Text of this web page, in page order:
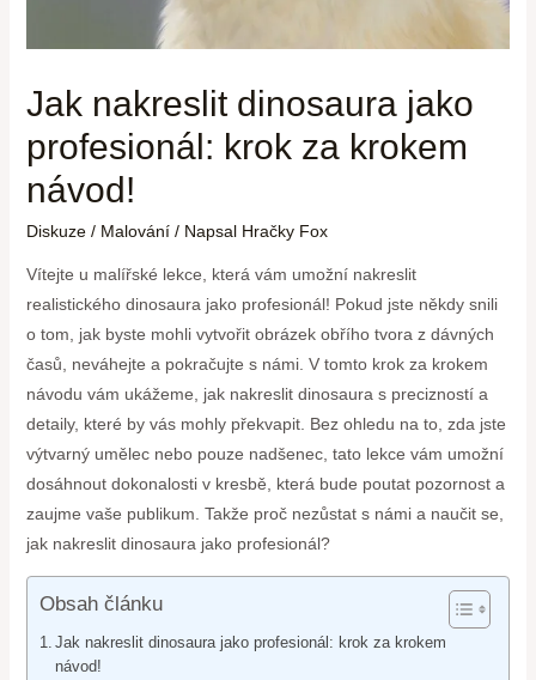
Jak nakreslit dinosaura jako
profesionál: krok za krokem
návod!
Diskuze / Malování/ Napsal Hračky Fox
Vítejte u malířské lekce, která vám umožní nakreslit
realistického dinosaura jako profesionál! Pokud jste někdy snili
o tom, jak byste mohli vytvořit obrázek obřího tvora z dávných
časů, neváhejte a pokračujte s námi. V tomto krok za krokem
návodu vám ukážeme, jak nakreslit dinosaura s precizností a
detaily, které by vás mohly překvapit. Bez ohledu na to, zda jste
výtvarný umělec nebo pouze nadšenec, tato lekce vám umožní
dosáhnout dokonalosti v kresbě, která bude poutat pozornost a
zaujme vaše publikum. Takže proč nezůstat s námi a naučit se,
jak nakreslit dinosaura jako profesionál?
Obsah článku
Jak nakreslit dinosaura jako profesionál: krok za krokem
návod!